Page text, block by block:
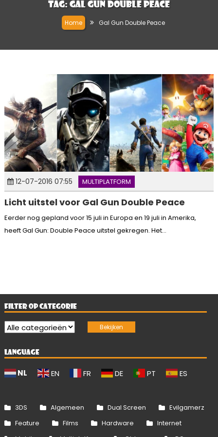
Tag: Gal Gun Double Peace
Home Gal Gun Double Peace
12-07-2016 07:55 MULTIPLATFORM
Licht uitstel voor Gal Gun Double Peace
Eerder nog gepland voor 15 juli in Europa en 19 juli in Amerika,
heeft Gal Gun: Double Peace uitstel gekregen. Het...
FILTER OP CATEGORIE
LANGUAGE
NL EN FR DE PT ES
3DS Algemeen Dual Screen
Evilgamerz
Feature
Films Hardware
Internet